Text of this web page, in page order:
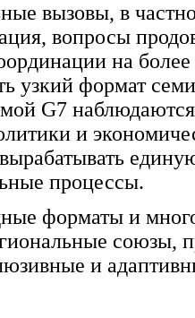
вызовы, в
вопросы
на
узкий формат
G7
и
процессы.
форматы и
союзы,
и